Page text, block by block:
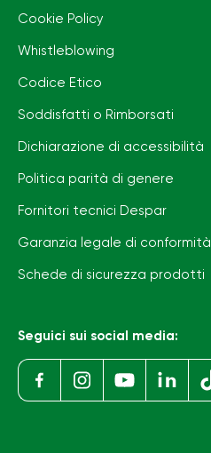
Cookie Policy
Whistleblowing
Codice Etico
Soddisfatti o Rimborsati
Dichiarazione di accessibilità
Politica parità di genere
Fornitori tecnici Despar
Garanzia legale di conformità
Schede di sicurezza prodotti
Seguici sui social media: